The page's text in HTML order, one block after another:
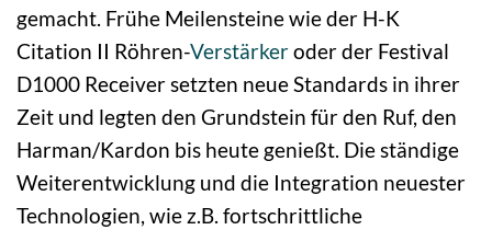
gemacht. Frühe Meilensteine wie der H-K
Citation II Röhren-Verstärkeroder der Festival
D1000 Receiver setzten neue Standards in ihrer
Zeit und legten den Grundstein für den Ruf, den
Harman/Kardon bis heute genießt. Die ständige
Weiterentwicklung und die Integration neuester
Technologien, wie z.B. fortschrittliche